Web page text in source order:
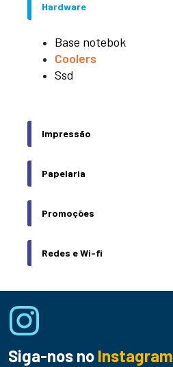
Hardware
Base notebok
Coolers
Ssd
Impressão
Papelaria
Promoções
Redes e Wi-fi
Siga-nos no Instagram